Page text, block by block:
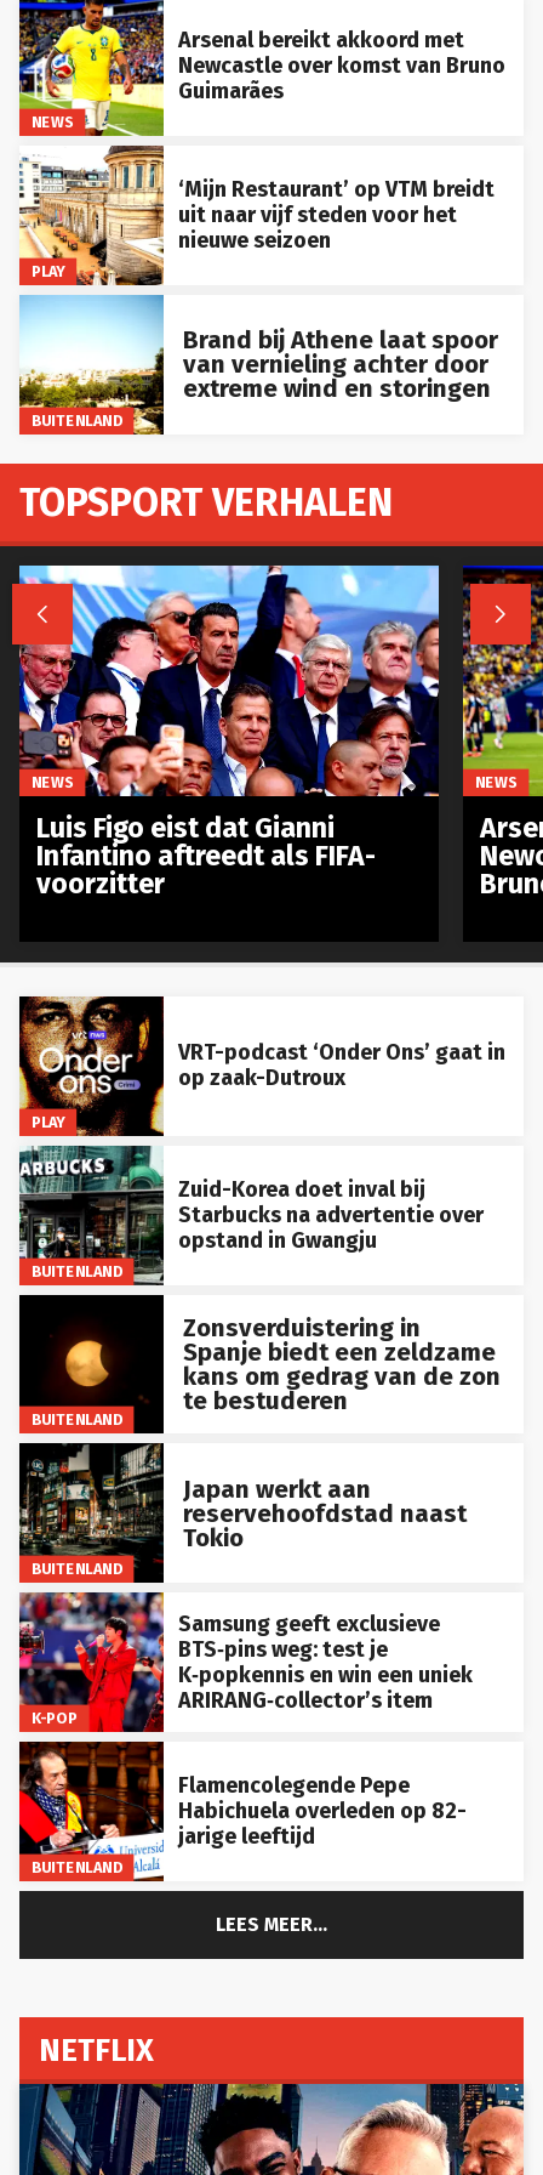
NEWS
Arsenal bereikt akkoord met
Newcastle over komst van Bruno
Guimarães
PLAY
‘Mijn Restaurant’ op VTM breidt
uit naar vijf steden voor het
nieuwe seizoen
BUITENLAND
Brand bij Athene laat spoor
van vernieling achter door
extreme wind en storingen
PLAY
VRT-podcast ‘Onder Ons’ gaat in
op zaak-Dutroux
BUITENLAND
Zuid-Korea doet inval bij
Starbucks na advertentie over
opstand in Gwangju
BUITENLAND
Zonsverduistering in
Spanje biedt een zeldzame
kans om gedrag van de zon
te bestuderen
BUITENLAND
Japan werkt aan
reservehoofdstad naast
Tokio
K-POP
Samsung geeft exclusieve
BTS‑pins weg: test je
K‑popkennis en win een uniek
ARIRANG‑collector’s item
BUITENLAND
Flamencolegende Pepe
Habichuela overleden op 82-
jarige leeftijd
TOPSPORT VERHALEN
 
NEWS
Luis Figo eist dat Gianni
Infantino aftreedt als FIFA-
voorzitter
NEWS
LEES MEER...
NETFLIX